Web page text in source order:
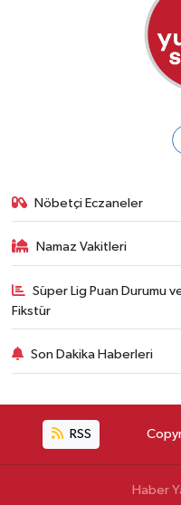
Nöbetçi Eczaneler
Namaz Vakitleri
Süper Lig Puan Durumu
Fikstür
Son Dakika Haberleri
RSS
Haber